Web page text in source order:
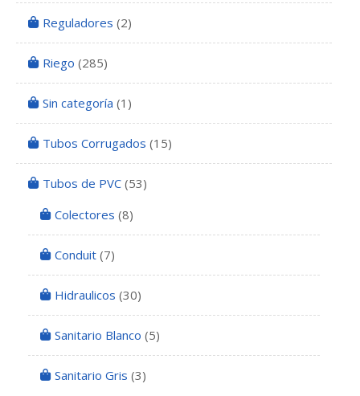
Reguladores (2)
Riego (285)
Sin categoría (1)
Tubos Corrugados (15)
Tubos de PVC (53)
Colectores (8)
Conduit (7)
Hidraulicos (30)
Sanitario Blanco (5)
Sanitario Gris (3)